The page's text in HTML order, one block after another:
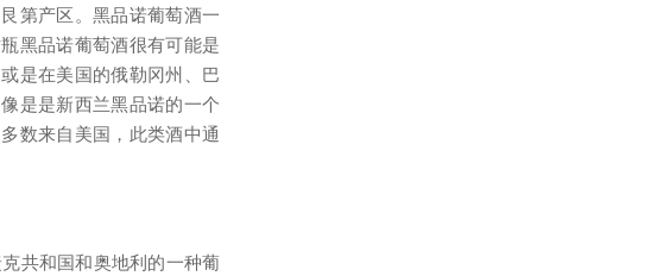
第产区。黑品诺葡萄酒一
黑品诺葡萄酒很有可能是
是在美国的俄勒冈州、巴
是是新西兰黑品诺的一个
数来自美国，此类酒中通
共和国和奥地利的一种葡